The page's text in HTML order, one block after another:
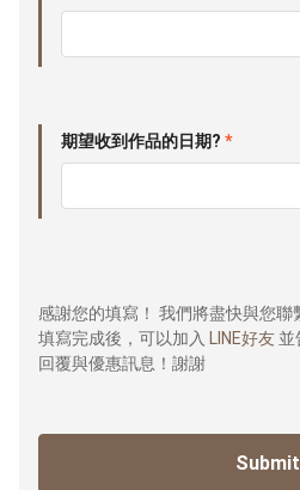
期望收到作品的日期? *
感謝您的填寫！ 我們將盡快與您聯
填寫完成後，可以加入 LINE好友 並
回覆與優惠訊息！謝謝